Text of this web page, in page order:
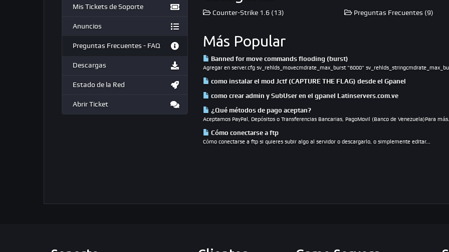
Counter-Strike 1.6 (13) Preguntas Frecuentes (9)
Más Popular
Banned for move commands flooding (burst)
Agregar en server.cfg sv_rehlds_movecmdrate_max_burst "6000"
como instalar el mod Jctf (CAPTURE THE FLAG) desde el Gpanel
como crear admin y SubUser en el gpanel Latinservers.com.ve
¿Qué métodos de pago aceptan?
Aceptamos PayPal, Depósitos o Transferencias Bancarias, PagoMovil (Banco de Venezuela)Para
Cómo conectarse a ftp
Cómo conectarse a ftp si quieres subir algo al servidor o descargarlo, o simplemente editar...
Mis Tickets de Soporte
Anuncios
Preguntas Frecuentes - FAQ
Descargas
Estado de la Red
Abrir Ticket